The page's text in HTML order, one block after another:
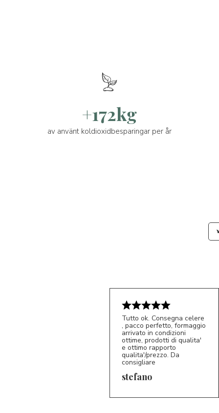
+172kg
av använt koldioxidbesparingar per år
S*
Tutto ok. Consegna celere
, pacco perfetto, formaggio
arrivato in condizioni
ottime, prodotti di qualita'
e ottimo rapporto
qualita'/prezzo. Da
consigliare
stefano